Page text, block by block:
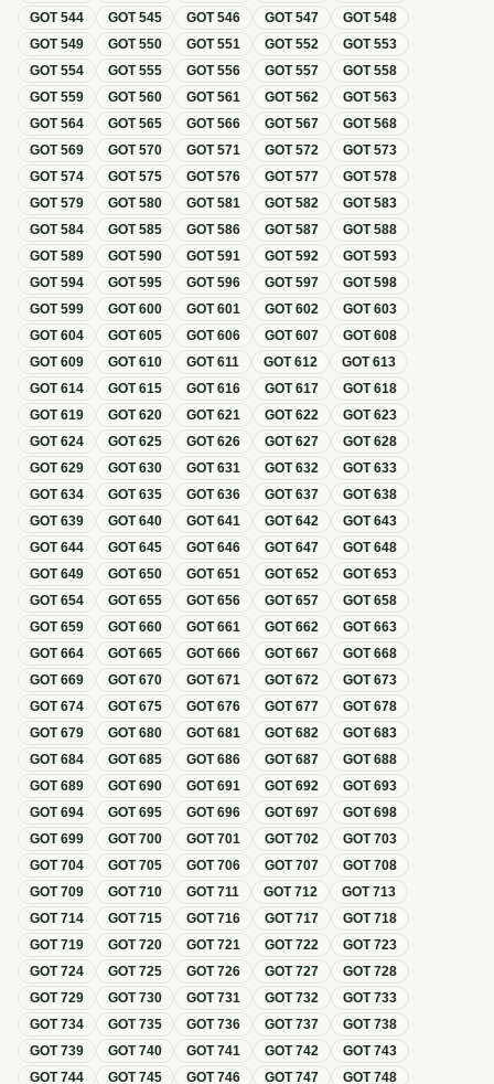
GOT544 GOT545 GOT546 GOT547 GOT548
GOT549 GOT550 GOT551 GOT552 GOT553
GOT554 GOT555 GOT556 GOT557 GOT558
GOT559 GOT560 GOT561 GOT562 GOT563
GOT564 GOT565 GOT566 GOT567 GOT568
GOT569 GOT570 GOT571 GOT572 GOT573
GOT574 GOT575 GOT576 GOT577 GOT578
GOT579 GOT580 GOT581 GOT582 GOT583
GOT584 GOT585 GOT586 GOT587 GOT588
GOT589 GOT590 GOT591 GOT592 GOT593
GOT594 GOT595 GOT596 GOT597 GOT598
GOT599 GOT600 GOT601 GOT602 GOT603
GOT604 GOT605 GOT606 GOT607 GOT608
GOT609 GOT610 GOT611 GOT612 GOT613
GOT614 GOT615 GOT616 GOT617 GOT618
GOT619 GOT620 GOT621 GOT622 GOT623
GOT624 GOT625 GOT626 GOT627 GOT628
GOT629 GOT630 GOT631 GOT632 GOT633
GOT634 GOT635 GOT636 GOT637 GOT638
GOT639 GOT640 GOT641 GOT642 GOT643
GOT644 GOT645 GOT646 GOT647 GOT648
GOT649 GOT650 GOT651 GOT652 GOT653
GOT654 GOT655 GOT656 GOT657 GOT658
GOT659 GOT660 GOT661 GOT662 GOT663
GOT664 GOT665 GOT666 GOT667 GOT668
GOT669 GOT670 GOT671 GOT672 GOT673
GOT674 GOT675 GOT676 GOT677 GOT678
GOT679 GOT680 GOT681 GOT682 GOT683
GOT684 GOT685 GOT686 GOT687 GOT688
GOT689 GOT690 GOT691 GOT692 GOT693
GOT694 GOT695 GOT696 GOT697 GOT698
GOT699 GOT700 GOT701 GOT702 GOT703
GOT704 GOT705 GOT706 GOT707 GOT708
GOT709 GOT710 GOT711 GOT712 GOT713
GOT714 GOT715 GOT716 GOT717 GOT718
GOT719 GOT720 GOT721 GOT722 GOT723
GOT724 GOT725 GOT726 GOT727 GOT728
GOT729 GOT730 GOT731 GOT732 GOT733
GOT734 GOT735 GOT736 GOT737 GOT738
GOT739 GOT740 GOT741 GOT742 GOT743
GOT744 GOT745 GOT746 GOT747 GOT748